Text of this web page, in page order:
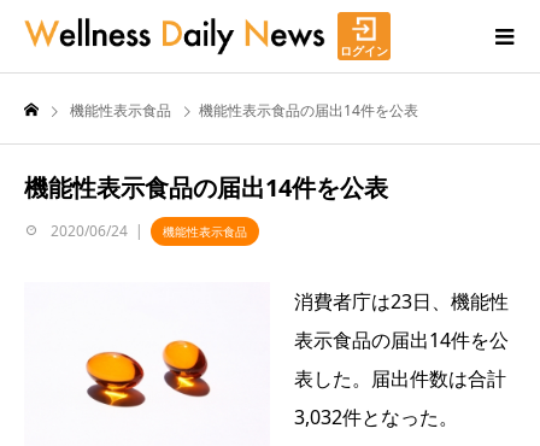
ログイン
機能性表示食品 機能性表示食品の届出14件を公表
機能性表示食品の届出14件を公表
2020/06/24 機能性表示食品
消費者庁は23日、機能性
表示食品の届出14件を公
表した。届出件数は合計
3,032件となった。